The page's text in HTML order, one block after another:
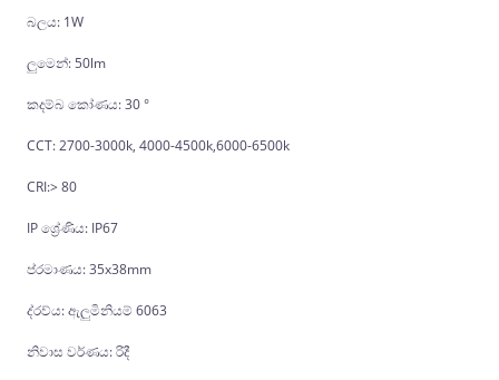
බලය: 1W
ලුමෙන්: 50lm
කදම්බ කෝණය: 30 °
CCT: 2700-3000k, 4000-4500k,6000-6500k
CRI:> 80
IP ශ්‍රේණිය: IP67
ප්රමාණය: 35x38mm
ද්රව්ය: ඇලුමිනියම් 6063
නිවාස වර්ණය: රිදී